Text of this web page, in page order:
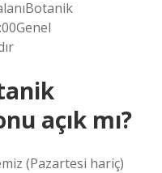
açık mı?
(Pazartesi hariç)